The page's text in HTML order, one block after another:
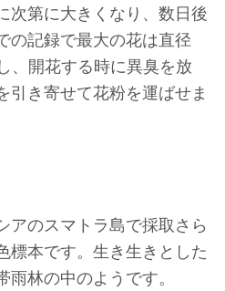
次第に大きくなり、数日後
の記録で最大の花は直径
、開花する時に異臭を放
引き寄せて花粉を運ばせま
アのスマトラ島で採取さら
標本です。生き生きとした
林の中のようです。